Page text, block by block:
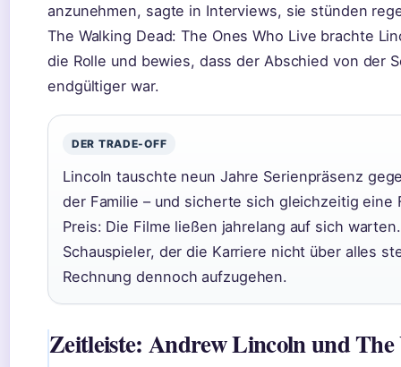
anzunehmen, sagte in Interviews, sie stünden
The Walking Dead: The Ones Who Live brachte
die Rolle und bewies, dass der Abschied von der
endgültiger war.
DER TRADE-OFF
Lincoln tauschte neun Jahre Serienpräsenz
der Familie – und sicherte sich gleichzeitig eine
Preis: Die Filme ließen jahrelang auf sich
Schauspieler, der die Karriere nicht über alles
Rechnung dennoch aufzugehen.
Zeitleiste: Andrew Lincoln und